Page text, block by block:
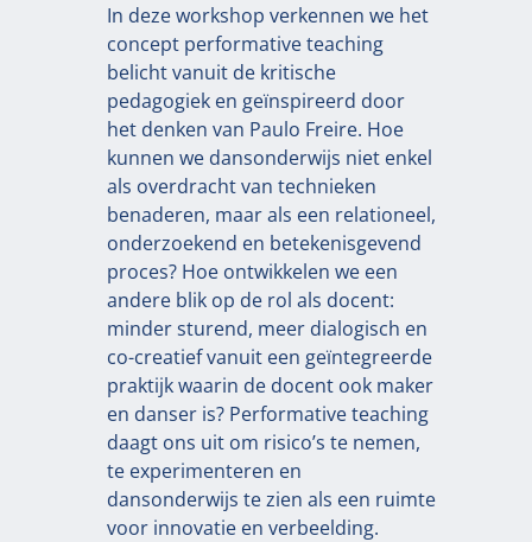
In deze workshop verkennen we het
concept performative teaching
belicht vanuit de kritische
pedagogiek en geïnspireerd door
het denken van Paulo Freire. Hoe
kunnen we dansonderwijs niet enkel
als overdracht van technieken
benaderen, maar als een relationeel,
onderzoekend en betekenisgevend
proces? Hoe ontwikkelen we een
andere blik op de rol als docent:
minder sturend, meer dialogisch en
co-creatief vanuit een geïntegreerde
praktijk waarin de docent ook maker
en danser is? Performative teaching
daagt ons uit om risico’s te nemen,
te experimenteren en
dansonderwijs te zien als een ruimte
voor innovatie en verbeelding.